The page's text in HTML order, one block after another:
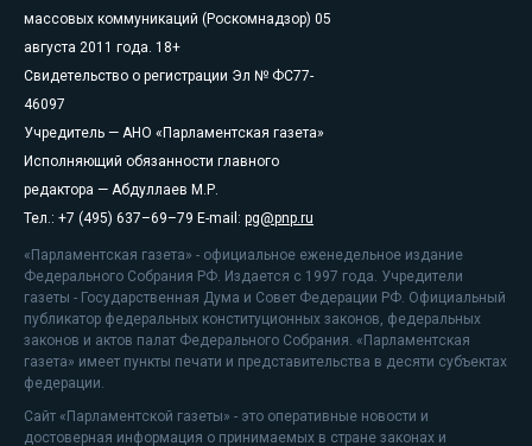
массовых коммуникаций (Роскомнадзор) 05
августа 2011 года. 18+
Свидетельство о регистрации Эл № ФС77-
46097
Учредитель — АНО «Парламентская газета»
Исполняющий обязанности главного
редактора — Абдуллаев М.Р.
Тел.: +7 (495) 637–69–79 E-mail: pg@pnp.ru
«Парламентская газета» - официальное еженедельное издание
Федерального Собрания РФ. Издается с 1997 года. Учредители
газеты - Государственная Дума и Совет Федерации РФ. Официальный
публикатор федеральных конституционных законов, федеральных
законов и актов палат Федерального Собрания. «Парламентская
газета» имеет пункты печати и представительства в десяти субъектах
федерации.
Сайт «Парламентской газеты» - это оперативные новости и
достоверная информация о принимаемых в стране законах и